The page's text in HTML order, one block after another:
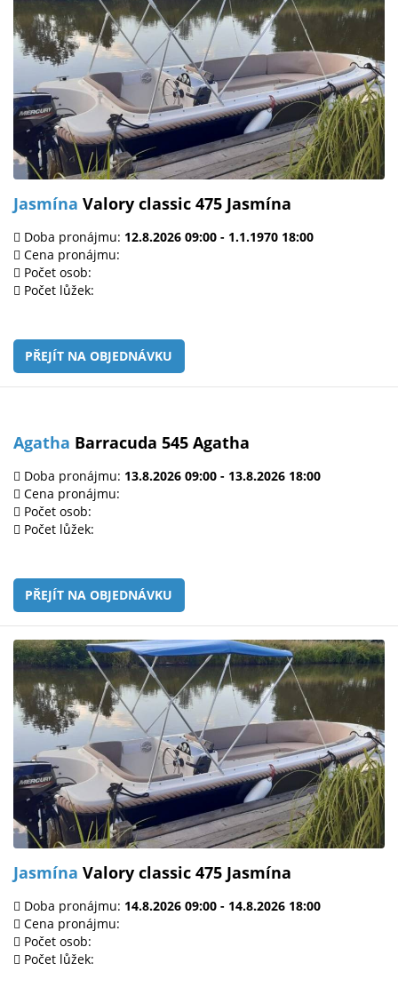
Jasmína Valory classic 475 Jasmína
Doba pronájmu: 12.8.2026 09:00 - 1.1.1970 18:00
Cena pronájmu:
Počet osob:
Počet lůžek:
PŘEJÍT NA OBJEDNÁVKU
Agatha Barracuda 545 Agatha
Doba pronájmu: 13.8.2026 09:00 - 13.8.2026 18:00
Cena pronájmu:
Počet osob:
Počet lůžek:
PŘEJÍT NA OBJEDNÁVKU
Jasmína Valory classic 475 Jasmína
Doba pronájmu: 14.8.2026 09:00 - 14.8.2026 18:00
Cena pronájmu:
Počet osob:
Počet lůžek: